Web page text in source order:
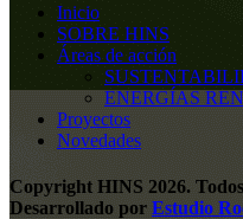
Inicio
SOBRE HINS
Áreas de acción
ENERGÍAS
Proyectos
Novedades
Copyright HINS 2026.
Desarrollado por Estudio